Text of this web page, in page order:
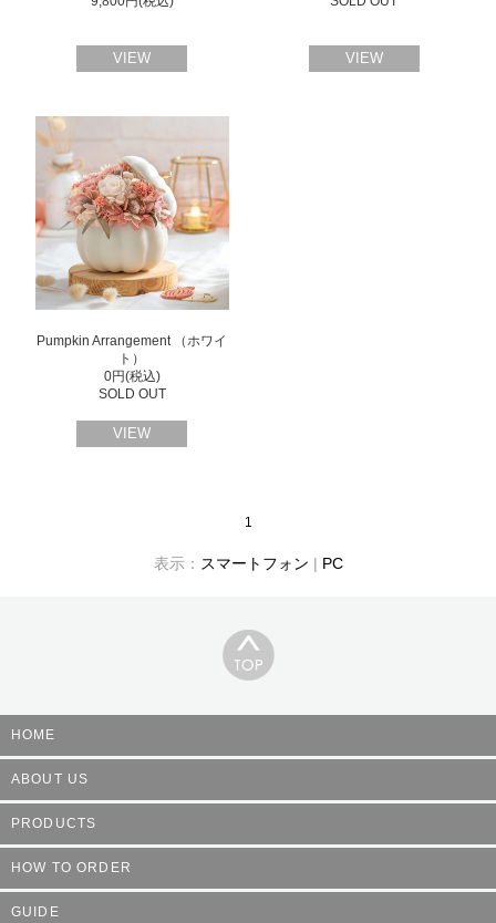
VIEW VIEW
Pumpkin Arrangement （ホワイ
ト）
0円(税込)
SOLD OUT
VIEW
1
表示： スマートフォン | PC
HOME
ABOUT US
PRODUCTS
HOW TO ORDER
GUIDE